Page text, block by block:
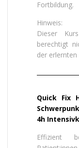
Fortbildung.
Hinweis:
Dieser
berechtigt
der erlernten
Quick Fix
4h
Effizient